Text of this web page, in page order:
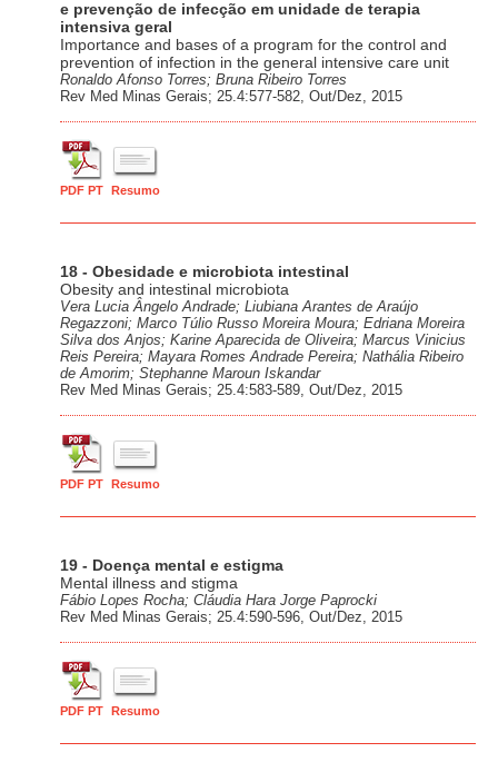
e prevenção de infecção em unidade de terapia
intensiva geral
Importance and bases of a program for the control and
prevention of infection in the general intensive care unit
Ronaldo Afonso Torres; Bruna Ribeiro Torres
Rev Med Minas Gerais; 25.4:577-582, Out/Dez, 2015
PDF PT Resumo
18 - Obesidade e microbiota intestinal
Obesity and intestinal microbiota
Vera Lucia Ângelo Andrade; Liubiana Arantes de Araújo
Regazzoni; Marco Túlio Russo Moreira Moura; Edriana Moreira
Silva dos Anjos; Karine Aparecida de Oliveira; Marcus Vinicius
Reis Pereira; Mayara Romes Andrade Pereira; Nathália Ribeiro
de Amorim; Stephanne Maroun Iskandar
Rev Med Minas Gerais; 25.4:583-589, Out/Dez, 2015
PDF PT Resumo
19 - Doença mental e estigma
Mental illness and stigma
Fábio Lopes Rocha; Cláudia Hara Jorge Paprocki
Rev Med Minas Gerais; 25.4:590-596, Out/Dez, 2015
PDF PT Resumo